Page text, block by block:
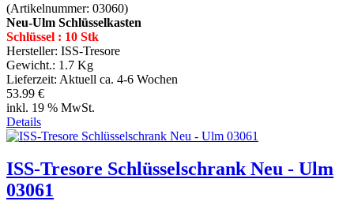
(Artikelnummer: 03060)
Neu-Ulm Schlüsselkasten
Schlüssel : 10 Stk
Hersteller: ISS-Tresore
Gewicht.: 1.7 Kg
Lieferzeit: Aktuell ca. 4-6 Wochen
53.99 €
inkl. 19 % MwSt.
Details
ISS-Tresore Schlüsselschrank Neu - Ulm
03061